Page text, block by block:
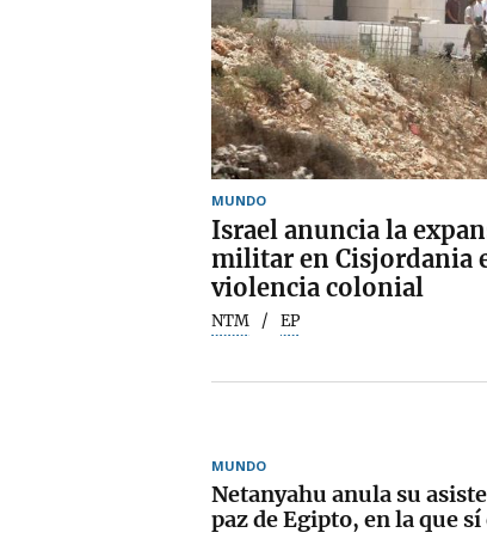
MUNDO
Israel anuncia la
militar en Cisjordania
violencia colonial
NTM EP
MUNDO
Netanyahu anula su
paz de Egipto, en la que